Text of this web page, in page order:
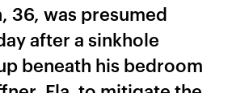
36, was presumed
after a sinkhole
beneath his bedroom